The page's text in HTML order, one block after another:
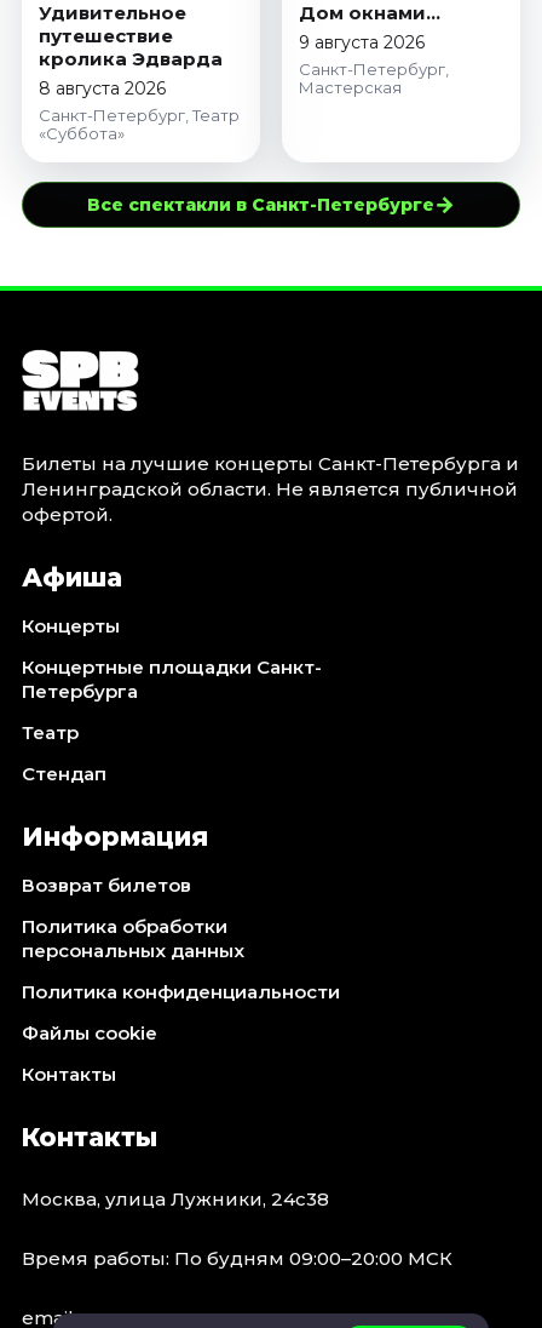
Удивительное
путешествие
кролика Эдварда
8 августа 2026
Санкт-Петербург, Театр
«Суббота»
Дом окнами…
9 августа 2026
Санкт-Петербург,
Мастерская
Все спектакли в Санкт-Петербурге→
Билеты на лучшие концерты Санкт-Петербурга и
Ленинградской области. Не является публичной
офертой.
Афиша
Концерты
Концертные площадки Санкт-
Петербурга
Театр
Стендап
Информация
Возврат билетов
Политика обработки
персональных данных
Политика конфиденциальности
Файлы cookie
Контакты
Контакты
Москва, улица Лужники, 24с38
Время работы: По будням 09:00–20:00 МСК
email: